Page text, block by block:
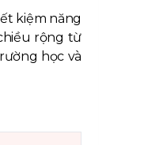
kiệm năng
rộng từ
học và